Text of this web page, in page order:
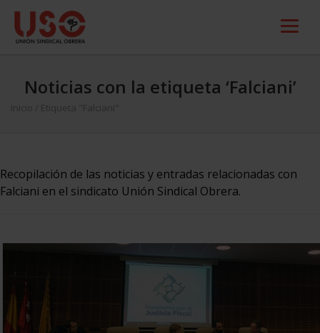
Noticias con la etiqueta ‘Falciani’
Inicio Etiqueta "Falciani"
Recopilación de las noticias y entradas relacionadas con
Falciani en el sindicato Unión Sindical Obrera.